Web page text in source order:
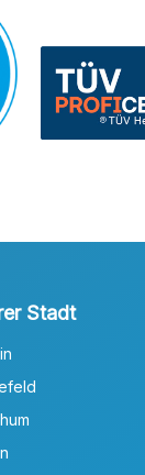
Stadt